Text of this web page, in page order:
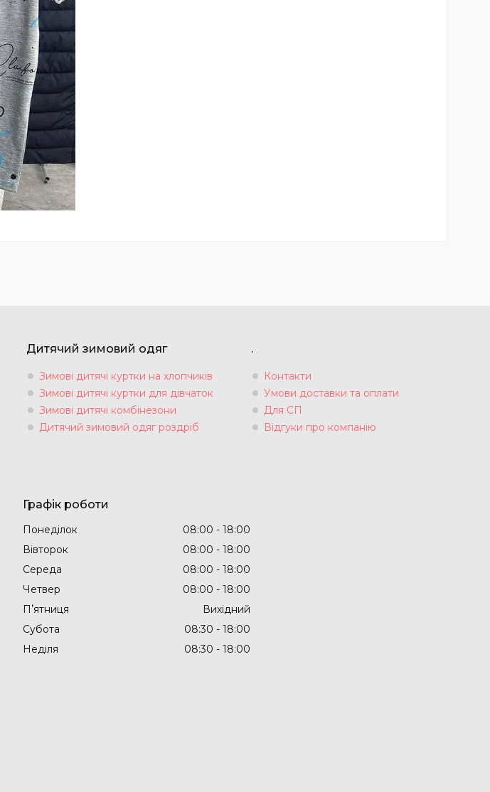
Дитячий зимовий одяг
Зимові дитячі куртки на хлопчиків
Зимові дитячі куртки для дівчаток
Зимові дитячі комбінезони
Дитячий зимовий одяг роздріб
.
Контакти
Умови доставки та оплати
Для СП
Відгуки про компанію
Графік роботи
Понеділок 08:00
18:00
Вівторок
08:00
18:00
Середа
08:00
18:00
Четвер
08:00
18:00
Пʼятниця
Вихідний
Субота
08:30
18:00
Неділя
08:30 18:00